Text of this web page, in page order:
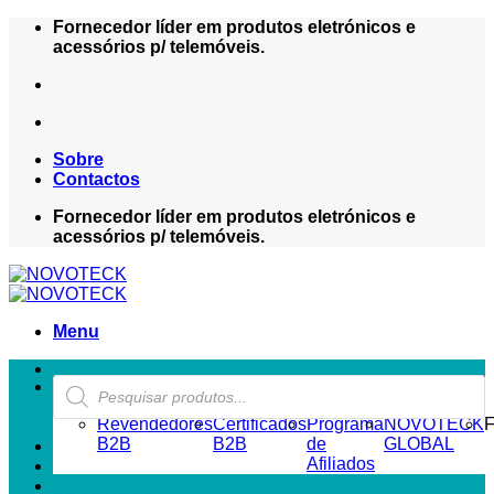
Skip
Fornecedor líder em produtos eletrónicos e
acessórios p/ telemóveis.
Sobre
Contactos
Fornecedor líder em produtos eletrónicos e
acessórios p/ telemóveis.
Menu
Products
search
ZONA REVENDEDOR-B2B
Revendedores
B2B
Certificados
B2B
Programa
de
Afiliados
NOVOTECK
GLOBAL